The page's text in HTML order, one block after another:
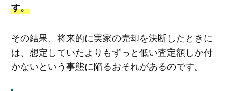
す。
その結果、将来的に実家の売却を決断したときに
は、想定していたよりもずっと低い査定額しか付
かないという事態に陥るおそれがあるのです。